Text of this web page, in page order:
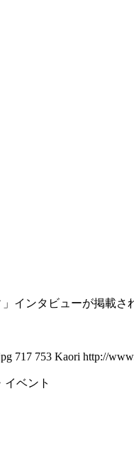
」インタビューが掲
717 753 Kaori http://
イベント